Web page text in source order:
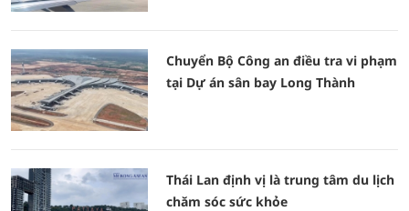
Chuyển Bộ Công an điều tra vi phạm
tại Dự án sân bay Long Thành
Thái Lan định vị là trung tâm du lịch
chăm sóc sức khỏe